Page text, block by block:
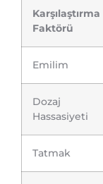
Karşılaştırma
Faktörü
Emilim
Dozaj
Hassasiyeti
Tatmak